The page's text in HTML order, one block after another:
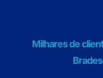
Milhares de